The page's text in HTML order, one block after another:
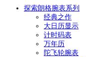
探索朗格腕表系列
经典之作
大日历显示
计时码表
万年历
陀飞轮腕表